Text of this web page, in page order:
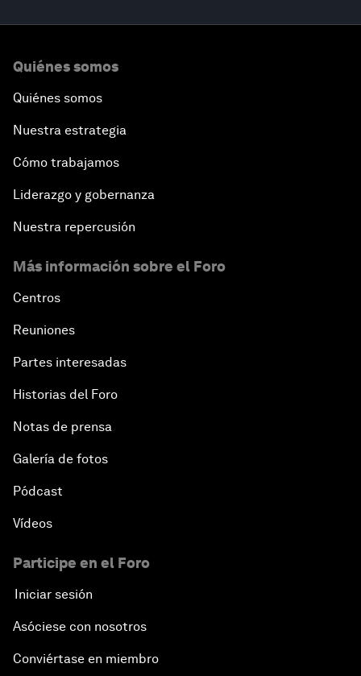
Quiénes somos
Quiénes somos
Nuestra estrategia
Cómo trabajamos
Liderazgo y gobernanza
Nuestra repercusión
Más información sobre el Foro
Centros
Reuniones
Partes interesadas
Historias del Foro
Notas de prensa
Galería de fotos
Pódcast
Vídeos
Participe en el Foro
Iniciar sesión
Asóciese con nosotros
Conviértase en miembro